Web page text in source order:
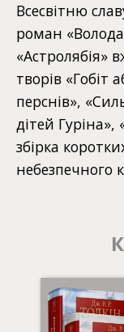
Всесвітню
роман
«Астролябія»
творів «Гобіт
перснів»,
дітей Гуріна»,
збірка
небезпечного